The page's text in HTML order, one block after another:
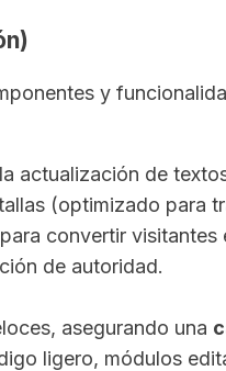
y
actualización de
(optimizado para
convertir visitantes
de autoridad.
asegurando una
ligero, módulos